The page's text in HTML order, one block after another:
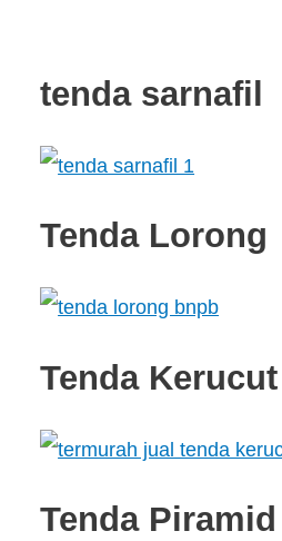
tenda sarnafil
Tenda Lorong
Tenda Kerucut
Tenda Piramid